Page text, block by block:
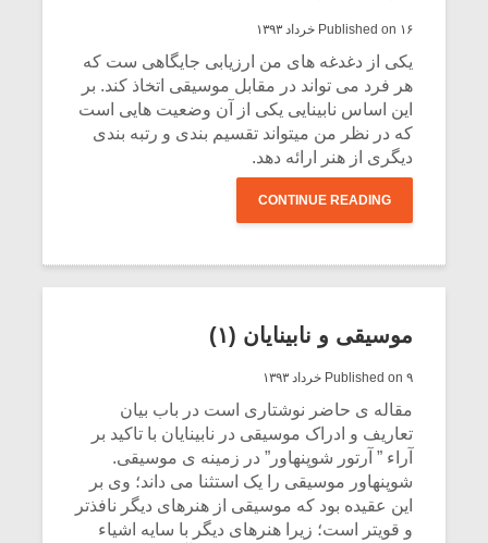
Published on ۱۶ خرداد ۱۳۹۳
یکی از دغدغه های من ارزیابی جایگاهی ست که
هر فرد می تواند در مقابل موسیقی اتخاذ کند. بر
این اساس نابینایی یکی از آن وضعیت هایی است
که در نظر من میتواند تقسیم بندی و رتبه بندی
دیگری از هنر ارائه دهد.
CONTINUE READING
موسیقی و نابینایان (۱)
Published on ۹ خرداد ۱۳۹۳
مقاله ی حاضر نوشتاری است در باب بیان
تعاریف و ادراک موسیقی در نابینایان با تاکید بر
آراء ” آرتور شوپنهاور” در زمینه ی موسیقی.
شوپنهاور موسیقی را یک استثنا می داند؛ وی بر
این عقیده بود که موسیقی از هنرهای دیگر نافذتر
و قویتر است؛ زیرا هنرهای دیگر با سایه اشیاء